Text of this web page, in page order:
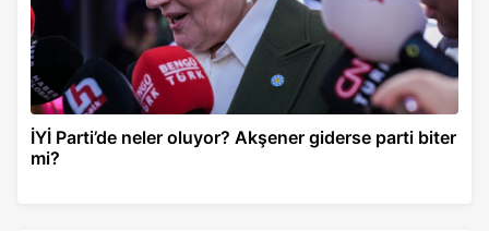
İYİ Parti’de neler oluyor? Akşener giderse parti biter
mi?